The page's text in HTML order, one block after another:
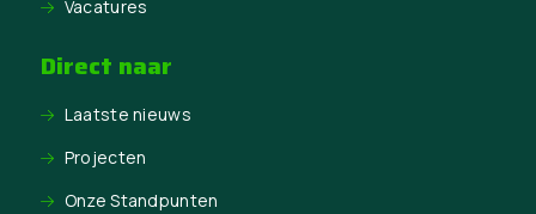
Vacatures
Direct naar
Laatste nieuws
Projecten
Onze Standpunten